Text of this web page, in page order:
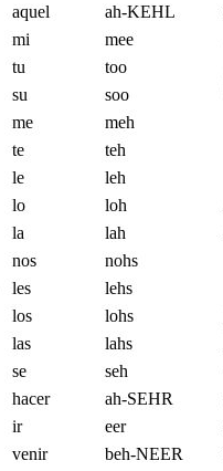
aquel ah-KEHL
mi mee
tu too
su soo
me meh
te teh
le leh
lo loh
la lah
nos nohs
les lehs
los lohs
las lahs
se seh
hacer ah-SEHR
ir eer
venir beh-NEER